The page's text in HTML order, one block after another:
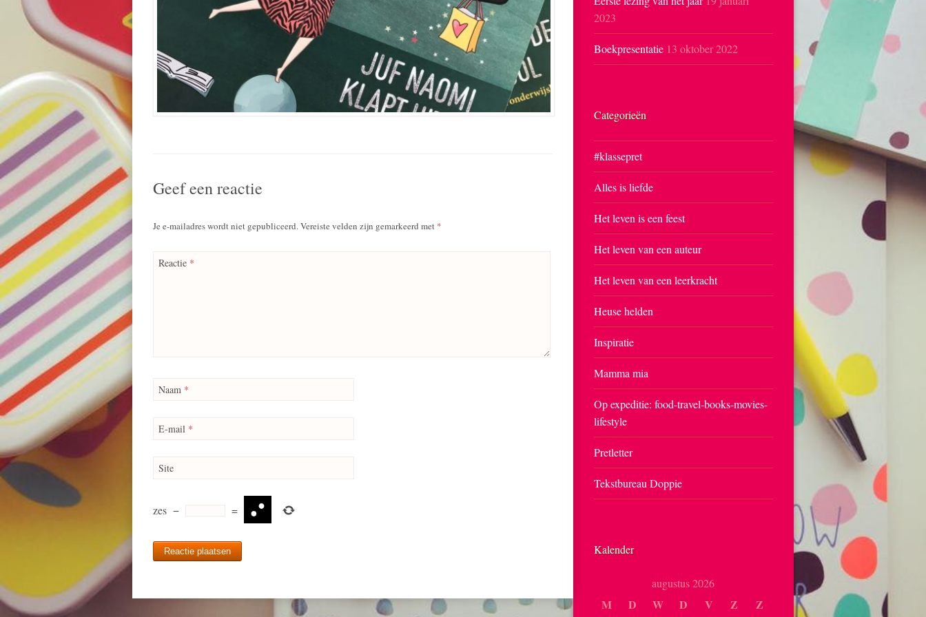
Geef een reactie
Je e-mailadres wordt niet gepubliceerd.Vereiste velden zijn gemarkeerd met *
Reactie *
Naam *
E-mail *
Site
zes − =
2023
Boekpresentatie 13 oktober 2022
Categorieën
#klassepret
Alles is liefde
Het leven is een feest
Het leven van een auteur
Het leven van een leerkracht
Heuse helden
Inspiratie
Mamma mia
Op expeditie: food-travel-books-movies-
lifestyle
Pretletter
Tekstbureau Doppie
Kalender
augustus 2026
M D W D V Z Z